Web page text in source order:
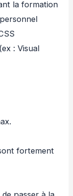
la formation
: Visual
fortement